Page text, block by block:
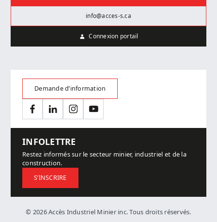
info@acces-s.ca
Connexion portail
Demande d’information
FacebookLinkedInInstagramYouTube
INFOLETTRE
Restez informés sur le secteur minier, industriel et de la
construction.
S’INSCRIRE
© 2026 Accès Industriel Minier inc. Tous droits réservés.